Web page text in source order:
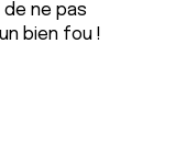
ne pas
bien fou !